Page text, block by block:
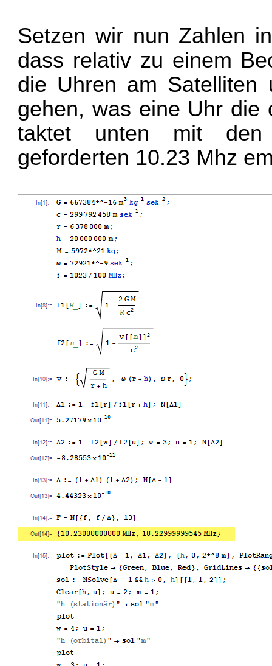
Setzen wir nun Zahlen
dass relativ zu einem
die Uhren am Satelliten
gehen, was eine Uhr die
taktet unten mit den
geforderten 10.23 Mhz